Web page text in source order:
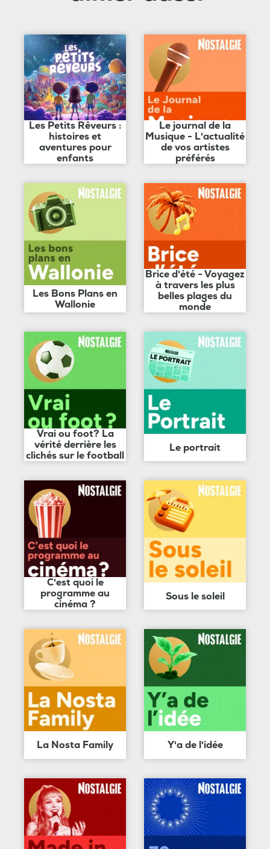
Les Petits Rêveurs :
histoires et
aventures pour
enfants
Le journal de la
Musique - L'actualité
de vos artistes
préférés
Les Bons Plans en
Wallonie
Brice d'été - Voyagez
à travers les plus
belles plages du
monde
Vrai ou foot? La
vérité derrière les
clichés sur le football
Le portrait
C'est quoi le
programme au
cinéma ?
Sous le soleil
La Nosta Family Y'a de l'idée